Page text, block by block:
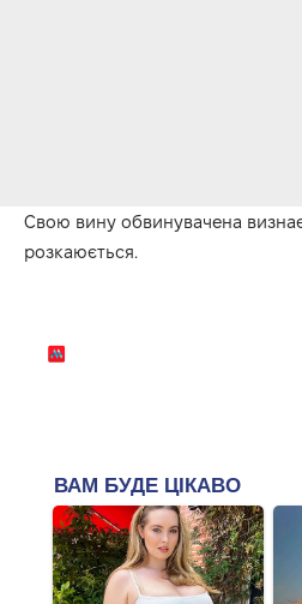
Свою вину обвинувачена
розкаюється.